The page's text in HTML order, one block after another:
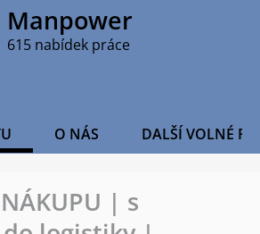
Manpower
615 nabídek práce
O NÁS DALŠÍ VOLNÉ
| s